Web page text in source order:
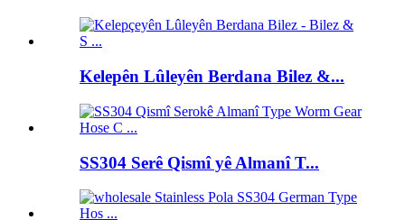
Kelepên Lûleyên Berdana Bilez &...
SS304 Serê Qismî yê Almanî T...